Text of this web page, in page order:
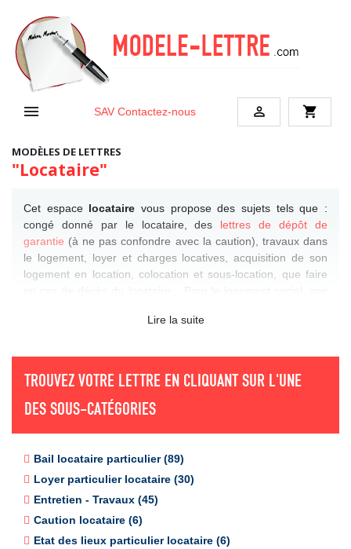
 SAV Contactez-nous  shopping_cart
MODÈLES DE LETTRES
"Locataire"
Cet espace locataire vous propose des sujets tels que :
congé donné par le locataire, des lettres de dépôt de
garantie (à ne pas confondre avec la caution), travaux dans
le logement, loyer et charges locatives, acquisition de son
logement en location, colocation et sous-location, que faire
Lire la suite
TROUVEZ VOTRE LETTRE EN CLIQUANT SUR L'UNE
DES SOUS-CATÉGORIES
Bail locataire particulier (89)
Loyer particulier locataire (30)
Entretien - Travaux (45)
Caution locataire (6)
Etat des lieux particulier locataire (6)